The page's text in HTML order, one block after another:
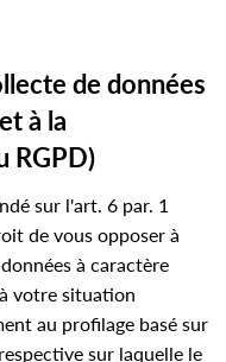
de données
à la
RGPD)
sur l'art. 6 par. 1
de vous opposer à
à caractère
votre situation
au profilage basé sur
sur laquelle le